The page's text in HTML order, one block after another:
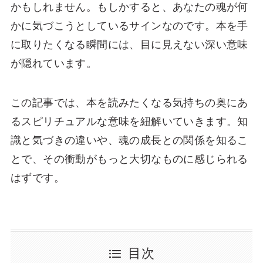
かもしれません。もしかすると、あなたの魂が何
かに気づこうとしているサインなのです。本を手
に取りたくなる瞬間には、目に見えない深い意味
が隠れています。
この記事では、本を読みたくなる気持ちの奥にあ
るスピリチュアルな意味を紐解いていきます。知
識と気づきの違いや、魂の成長との関係を知るこ
とで、その衝動がもっと大切なものに感じられる
はずです。
目次